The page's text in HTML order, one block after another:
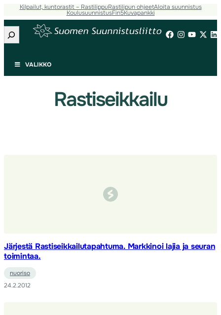
Siirry
sisältöön
Kilpailut, kuntorastit – RastilippuRastilipun ohjeetAloita suunnistus
KoulusuunnistusFin5Kuvapankki
Etsi
VALIKKO
Rastiseikkailu
Järjestä Rastiseikkailutapahtuma. Markkinoi lajia ja seuran
toimintaa.
nuoriso
24.2.2012